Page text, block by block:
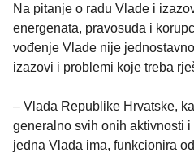
Na pitanje o radu Vlade i
energenata, pravosuđa i
vođenje Vlade nije
izazovi i problemi koje treba
– Vlada Republike Hrvatske,
generalno svih onih aktivnosti
jedna Vlada ima, funkcionira